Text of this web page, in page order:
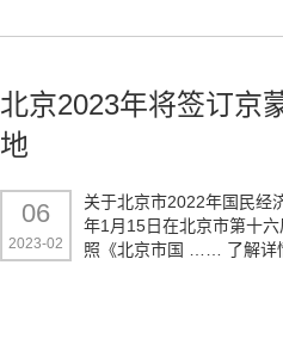
北京2023年将签订京
地
06
2023-02
关于北京市2022年国民
年1月15日在北京市第十
照《北京市国 …… 了解详